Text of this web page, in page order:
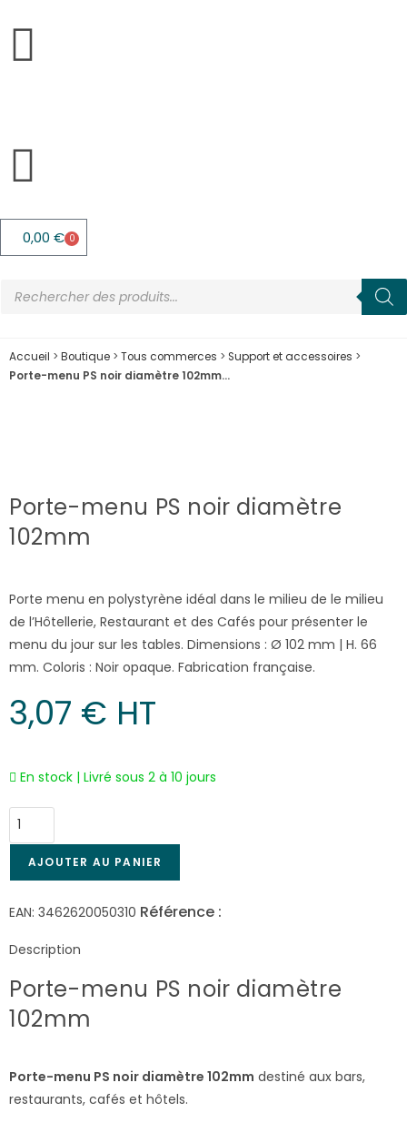
0,00 € 0
Accueil > Boutique > Tous commerces > Support et accessoires >
Porte-menu PS noir diamètre 102mm…
Porte-menu PS noir diamètre
102mm
Porte menu en polystyrène idéal dans le milieu de le milieu
de l’Hôtellerie, Restaurant et des Cafés pour présenter le
menu du jour sur les tables. Dimensions : Ø 102 mm | H. 66
mm. Coloris : Noir opaque. Fabrication française.
3,07 € HT
En stock | Livré sous 2 à 10 jours
AJOUTER AU PANIER
EAN: 3462620050310 Référence :
Description
Porte-menu PS noir diamètre
102mm
Porte-menu PS noir diamètre 102mm destiné aux bars,
restaurants, cafés et hôtels.